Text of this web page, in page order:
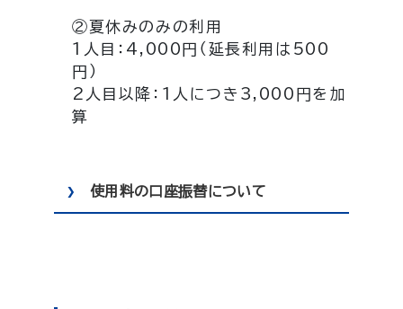
②夏休みのみの利用
1人目：4,000円（延長利用は500
円）
2人目以降：1人につき3,000円を加
算
使用料の口座振替について